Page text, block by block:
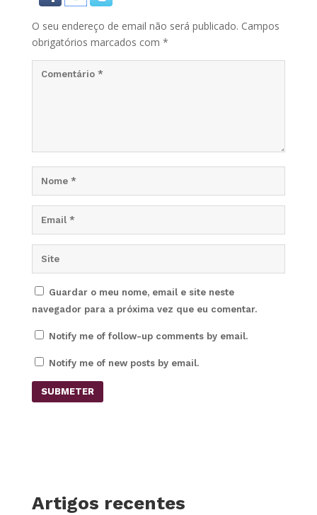
O seu endereço de email não será publicado. Campos
obrigatórios marcados com *
Guardar o meu nome, email e site neste
navegador para a próxima vez que eu comentar.
Notify me of follow-up comments by email.
Notify me of new posts by email.
SUBMETER
Artigos recentes